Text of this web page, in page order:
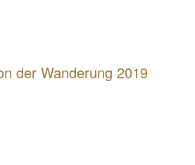
der Wanderung 2019